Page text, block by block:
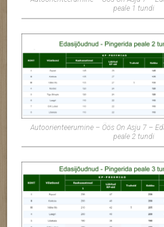
peale 1 tundi
Autoorienteerumine – Öös On Asju 7 –
peale 2 tundi